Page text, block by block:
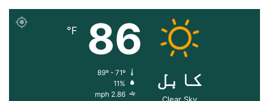
کابل
Clear Sky
86
℉
11%
2.86 mph